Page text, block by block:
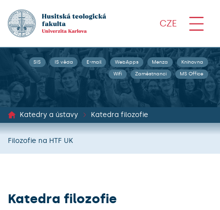
CZE
SIS IS věda E-mail WebApps Menza Knihovna
Wifi Zaměstnanci MS Office
Katedry a ústavy Katedra filozofie
Filozofie na HTF UK
Katedra filozofie